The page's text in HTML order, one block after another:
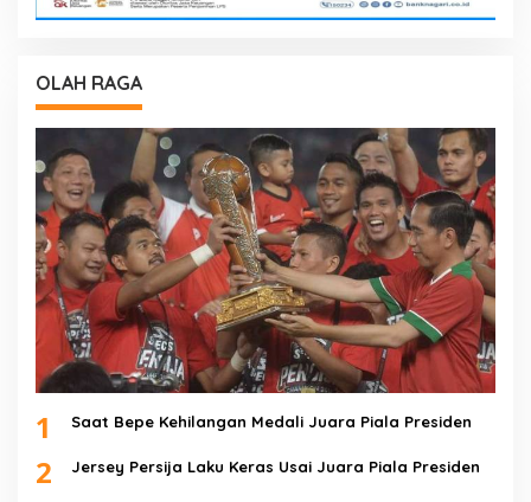
OLAH RAGA
1 Saat Bepe Kehilangan Medali Juara Piala Presiden
2 Jersey Persija Laku Keras Usai Juara Piala Presiden